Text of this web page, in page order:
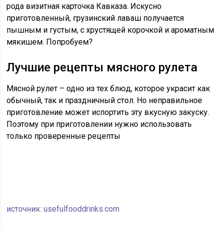
рода визитная карточка Кавказа. Искусно
приготовленный, грузинский лаваш получается
пышным и густым, с хрустящей корочкой и ароматным
мякишем. Попробуем?
Лучшие рецепты мясного рулета
Мясной рулет – одно из тех блюд, которое украсит как
обычный, так и праздничный стол. Но неправильное
приготовление может испортить эту вкусную закуску.
Поэтому при приготовлении нужно использовать
только проверенные рецепты
источник: usefulfooddrinks.com